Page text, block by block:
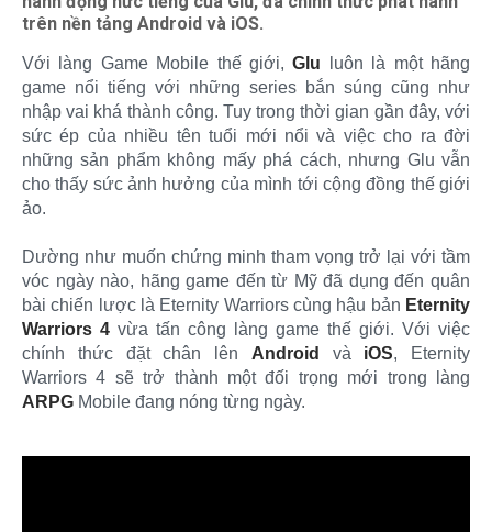
trên nền tảng Android và iOS.
Với làng Game Mobile thế giới,Glu luôn là một hãng
game nổi tiếng với những series bắn súng cũng như
nhập vai khá thành công. Tuy trong thời gian gần đây, với
sức ép của nhiều tên tuổi mới nổi và việc cho ra đời
những sản phẩm không mấy phá cách, nhưng Glu vẫn
cho thấy sức ảnh hưởng của mình tới cộng đồng thế giới
ảo.
Dường như muốn chứng minh tham vọng trở lại với tầm
vóc ngày nào, hãng game đến từ Mỹ đã dụng đến quân
bài chiến lược là Eternity Warriors cùng hậu bản Eternity
Warriors 4 vừa tấn công làng game thế giới. Với việc
chính thức đặt chân lên Android và iOS, Eternity
Warriors 4 sẽ trở thành một đối trọng mới trong làng
ARPG Mobile đang nóng từng ngày.